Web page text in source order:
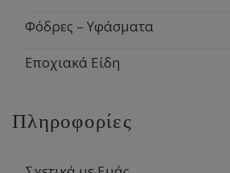
Φόδρες – Υφάσματα
Εποχιακά Είδη
Πληροφορίες